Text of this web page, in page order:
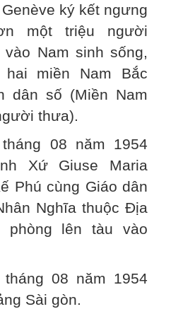
ký kết ngưng
một triệu người
vào Nam sinh sống,
miền Nam Bắc
dân số (Miền Nam
thưa).
08 năm 1954
Xứ Giuse Maria
Phú cùng Giáo dân
Nghĩa thuộc Địa
phòng lên tàu vào
tháng 08 năm 1954
Sài gòn.